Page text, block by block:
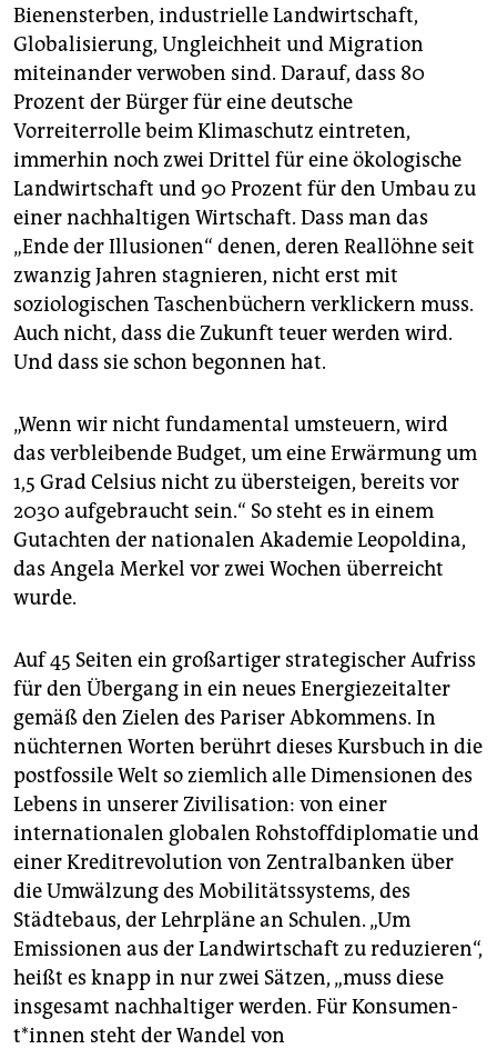
Bienensterben, industrielle Landwirtschaft,
Globalisierung, Ungleichheit und Migration
miteinander verwoben sind. Darauf, dass 80
Prozent der Bürger für eine deutsche
Vorreiterrolle beim Klimaschutz eintreten,
immerhin noch zwei Drittel für eine ökologische
Landwirtschaft und 90 Prozent für den Umbau zu
einer nachhaltigen Wirtschaft. Dass man das
„Ende der Illusionen“ denen, deren Reallöhne seit
zwanzig Jahren stagnieren, nicht erst mit
soziologischen Taschenbüchern verklickern muss.
Auch nicht, dass die Zukunft teuer werden wird.
Und dass sie schon begonnen hat.
„Wenn wir nicht fundamental umsteuern, wird
das verbleibende Budget, um eine Erwärmung um
1,5 Grad Celsius nicht zu übersteigen, bereits vor
2030 aufgebraucht sein.“ So steht es in einem
Gutachten der nationalen Akademie Leopoldina,
das Angela Merkel vor zwei Wochen überreicht
wurde.
Auf 45 Seiten ein großartiger strategischer Aufriss
für den Übergang in ein neues Energiezeitalter
gemäß den Zielen des Pariser Abkommens. In
nüchternen Worten berührt dieses Kursbuch in die
postfossile Welt so ziemlich alle Dimensionen des
Lebens in unserer Zivilisation: von einer
internationalen globalen Rohstoffdiplomatie und
einer Kreditrevolution von Zentralbanken über
die Umwälzung des Mobilitätssystems, des
Städtebaus, der Lehrpläne an Schulen. „Um
Emissionen aus der Landwirtschaft zu reduzieren“,
heißt es knapp in nur zwei Sätzen, „muss diese
insgesamt nachhaltiger werden. Für Kon­su­men­
t*in­nen steht der Wandel von